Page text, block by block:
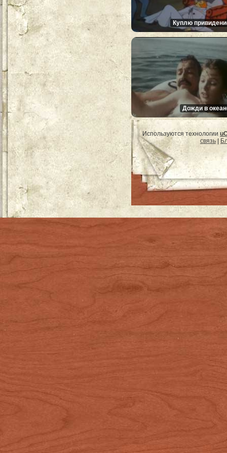
Куплю
Дожди в
Используются технологии
связь